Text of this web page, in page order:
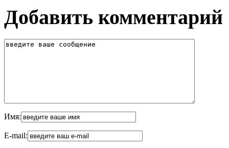
Добавить комментарий
Имя:
E-mail: